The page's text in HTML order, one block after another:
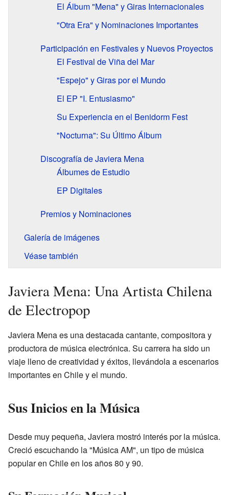
El Álbum "Mena" y Giras Internacionales
"Otra Era" y Nominaciones Importantes
Participación en Festivales y Nuevos Proyectos
El Festival de Viña del Mar
"Espejo" y Giras por el Mundo
El EP "I. Entusiasmo"
Su Experiencia en el Benidorm Fest
"Nocturna": Su Último Álbum
Discografía de Javiera Mena
Álbumes de Estudio
EP Digitales
Premios y Nominaciones
Galería de imágenes
Véase también
Javiera Mena: Una Artista Chilena
de Electropop
Javiera Mena es una destacada cantante, compositora y
productora de música electrónica. Su carrera ha sido un
viaje lleno de creatividad y éxitos, llevándola a escenarios
importantes en Chile y el mundo.
Sus Inicios en la Música
Desde muy pequeña, Javiera mostró interés por la música.
Creció escuchando la "Música AM", un tipo de música
popular en Chile en los años 80 y 90.